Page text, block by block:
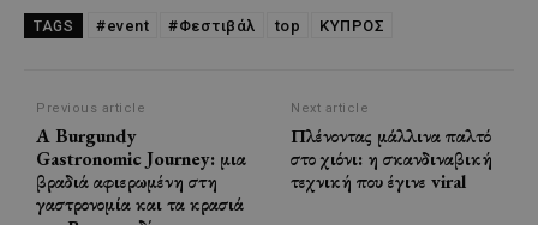
TAGS #event #Φεστιβάλ top ΚΥΠΡΟΣ
Previous article
A Burgundy
Gastronomic Journey: μια
βραδιά αφιερωμένη στη
γαστρονομία και τα κρασιά
Next article
Πλένοντας μάλλινα παλτό
στο χιόνι: η σκανδιναβική
τεχνική που έγινε viral